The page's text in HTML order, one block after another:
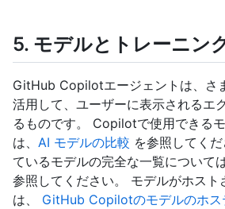
5. モデルとトレーニン
GitHub Copilotエージェントは、さ
活用して、ユーザーに表示されるエ
るものです。 Copilotで使用できる
は、 AI モデルの比較 を参照してく
ているモデルの完全な一覧について
参照してください。 モデルがホスト
は、 GitHub Copilotのモデルのホス